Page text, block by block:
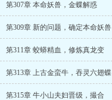
第307章 本命妖兽，金蝶解惑
第309章 新的问题，确定本命妖兽
第311章 蛟蟒精血，修炼真龙变
第313章 上古金蛮牛，吞灵六翅蝶
第315章 牛小山夫妇晋级，撮合